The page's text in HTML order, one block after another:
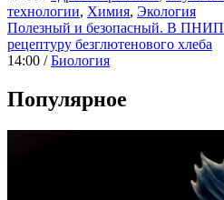
технологии, Химия, Экология
Полезный и безопасный. В
рецептуру безглютенового хлеба
14:00 /Биология
Популярное